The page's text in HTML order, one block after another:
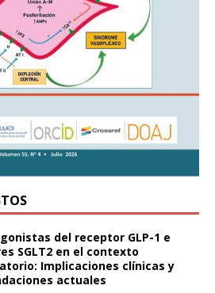
del receptor GLP-1 e
SGLT2 en el contexto
Implicaciones clínicas y
actuales